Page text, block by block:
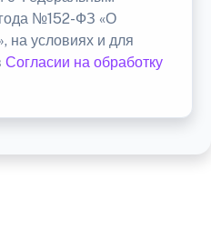
№152-ФЗ «О
на условиях и для
Согласии на обработку